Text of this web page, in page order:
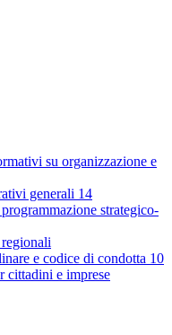
su organizzazione e
generali 14
strategico-
e codice di condotta 10
cittadini e imprese